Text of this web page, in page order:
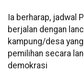
Ia berharap, jadwal
berjalan dengan
kampung/desa
pemilihan secara
demokrasi